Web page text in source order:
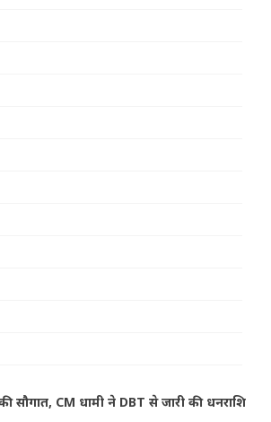
Uttarakhand Weather: मानसून बरकरार, आज 4